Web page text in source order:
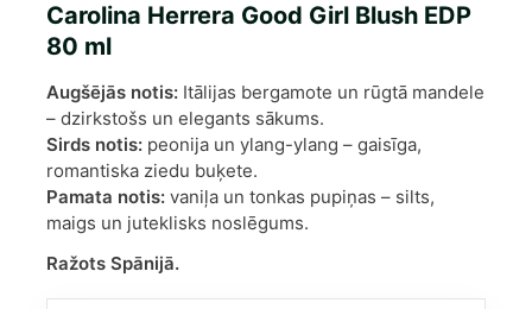
Carolina Herrera Good Girl Blush EDP
80 ml
Augšējās notis: Itālijas bergamote un rūgtā mandele
– dzirkstošs un elegants sākums.
Sirds notis: peonija un ylang-ylang – gaisīga,
romantiska ziedu buķete.
Pamata notis: vaniļa un tonkas pupiņas – silts,
maigs un juteklisks noslēgums.
Ražots Spānijā.